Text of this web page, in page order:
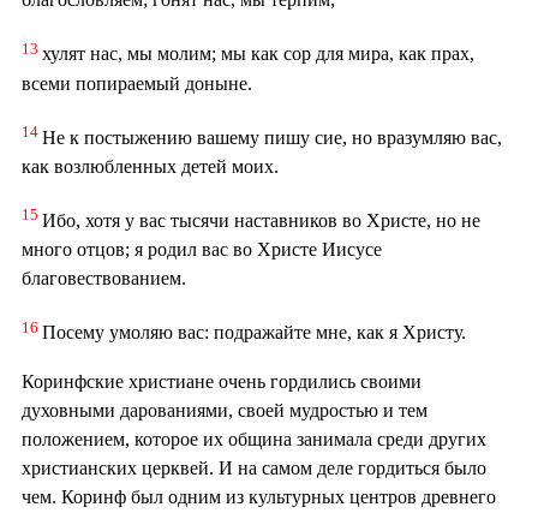
13 хулят нас, мы молим; мы как сор для мира, как прах,
всеми попираемый доныне.
14 Не к постыжению вашему пишу сие, но вразумляю вас,
как возлюбленных детей моих.
15 Ибо, хотя у вас тысячи наставников во Христе, но не
много отцов; я родил вас во Христе Иисусе
благовествованием.
16 Посему умоляю вас: подражайте мне, как я Христу.
Коринфские христиане очень гордились своими
духовными дарованиями, своей мудростью и тем
положением, которое их община занимала среди других
христианских церквей. И на самом деле гордиться было
чем. Коринф был одним из культурных центров древнего